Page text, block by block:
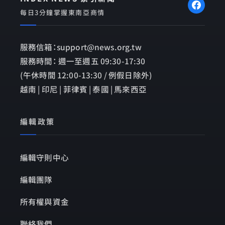
每日3分鐘掌握東南亞商情
服務信箱：support@news.org.tw
服務時間： 週一至週五 09:30-17:30
(午休時間 12:00-13:30 / 例假日除外)
越南 | 印尼 | 菲律賓 | 泰國 | 馬來西亞
編輯政策
編輯守則中心
編輯團隊
所有權與資金